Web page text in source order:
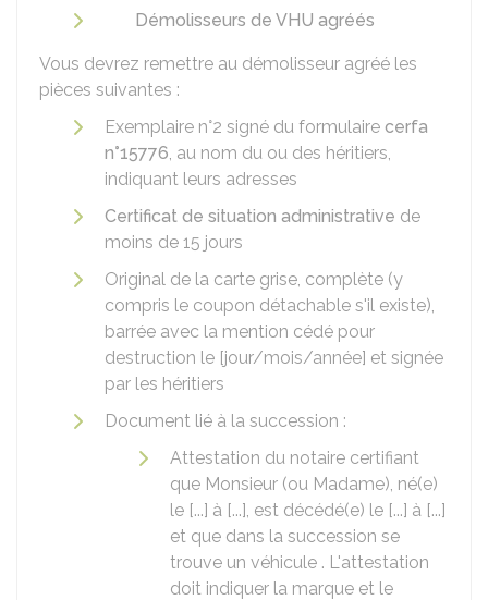
Démolisseurs de VHU agréés
Vous devrez remettre au démolisseur agréé les
pièces suivantes :
Exemplaire n°2 signé du formulaire cerfa
n°15776, au nom du ou des héritiers,
indiquant leurs adresses
Certificat de situation administrative de
moins de 15 jours
Original de la carte grise, complète (y
compris le coupon détachable s'il existe),
barrée avec la mention cédé pour
destruction le [jour/mois/année] et signée
par les héritiers
Document lié à la succession :
Attestation du notaire certifiant
que Monsieur (ou Madame), né(e)
le [...] à [...], est décédé(e) le [...] à [...]
et que dans la succession se
trouve un véhicule . L'attestation
doit indiquer la marque et le